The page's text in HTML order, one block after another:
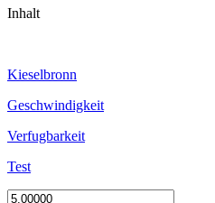
Inhalt
Kieselbronn
Geschwindigkeit
Verfugbarkeit
Test